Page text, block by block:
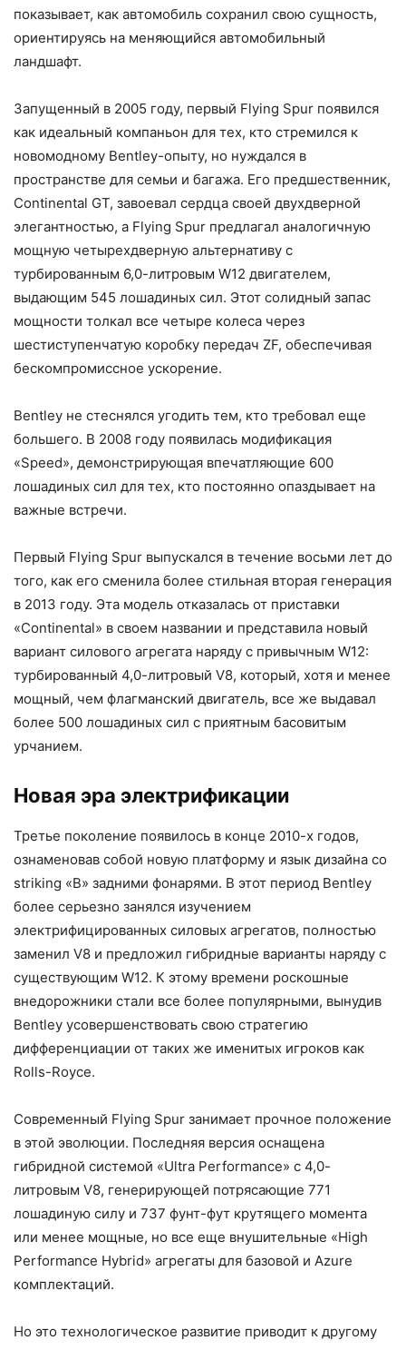
показывает, как автомобиль сохранил свою сущность,
ориентируясь на меняющийся автомобильный
ландшафт.
Запущенный в 2005 году, первый Flying Spur появился
как идеальный компаньон для тех, кто стремился к
новомодному Bentley-опыту, но нуждался в
пространстве для семьи и багажа. Его предшественник,
Continental GT, завоевал сердца своей двухдверной
элегантностью, а Flying Spur предлагал аналогичную
мощную четырехдверную альтернативу с
турбированным 6,0-литровым W12 двигателем,
выдающим 545 лошадиных сил. Этот солидный запас
мощности толкал все четыре колеса через
шестиступенчатую коробку передач ZF, обеспечивая
бескомпромиссное ускорение.
Bentley не стеснялся угодить тем, кто требовал еще
большего. В 2008 году появилась модификация
«Speed», демонстрирующая впечатляющие 600
лошадиных сил для тех, кто постоянно опаздывает на
важные встречи.
Первый Flying Spur выпускался в течение восьми лет до
того, как его сменила более стильная вторая генерация
в 2013 году. Эта модель отказалась от приставки
«Continental» в своем названии и представила новый
вариант силового агрегата наряду с привычным W12:
турбированный 4,0-литровый V8, который, хотя и менее
мощный, чем флагманский двигатель, все же выдавал
более 500 лошадиных сил с приятным басовитым
урчанием.
Новая эра электрификации
Третье поколение появилось в конце 2010-х годов,
ознаменовав собой новую платформу и язык дизайна со
striking «B» задними фонарями. В этот период Bentley
более серьезно занялся изучением
электрифицированных силовых агрегатов, полностью
заменил V8 и предложил гибридные варианты наряду с
существующим W12. К этому времени роскошные
внедорожники стали все более популярными, вынудив
Bentley усовершенствовать свою стратегию
дифференциации от таких же именитых игроков как
Rolls-Royce.
Современный Flying Spur занимает прочное положение
в этой эволюции. Последняя версия оснащена
гибридной системой «Ultra Performance» с 4,0-
литровым V8, генерирующей потрясающие 771
лошадиную силу и 737 фунт-фут крутящего момента
или менее мощные, но все еще внушительные «High
Performance Hybrid» агрегаты для базовой и Azure
комплектаций.
Но это технологическое развитие приводит к другому